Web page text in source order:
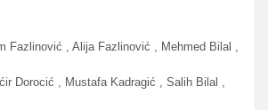
Fazlinović , Alija Fazlinović , Mehmed Bilal ,
Dorocić , Mustafa Kadragić , Salih Bilal ,